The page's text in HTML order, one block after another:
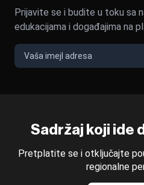
Sadržaj koji ide
Pretplatite se i otključajte
regionalne
Prijavite se i budite u toku sa
edukacijama i događajima na
©2022 - 2026 Bloomberg L.P. All
and the BLOOMBERG logo
displayed with
Bloomberg Adria is a
News CMS